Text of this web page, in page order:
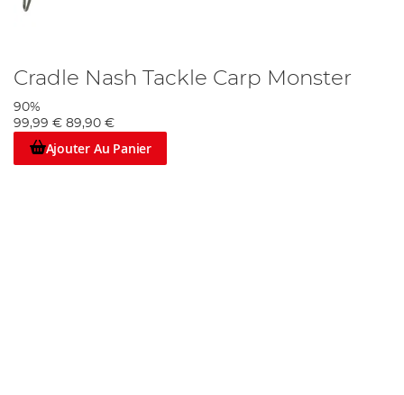
Cradle Nash Tackle Carp Monster
90%
99,99 € 89,90 €
Ajouter Au Panier